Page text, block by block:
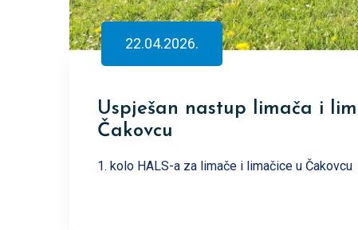
22.04.2026.
Uspješan nastup limača i
Čakovcu
1. kolo HALS-a za limače i limačice u Čakovcu